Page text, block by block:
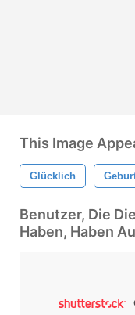
This Image
Glücklich
Benutzer, Die
Haben, Haben